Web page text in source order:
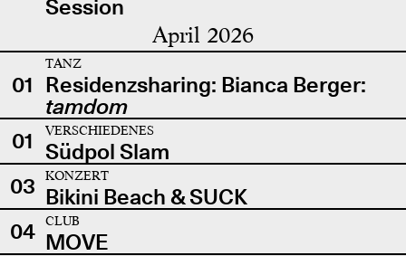
Session
April 2026
01
TANZ
Residenzsharing: Bianca Berger:
tamdom
01
VERSCHIEDENES
Südpol Slam
03
KONZERT
Bikini Beach & SUCK
04
CLUB
MOVE